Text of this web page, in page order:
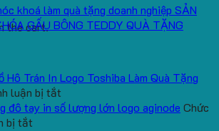
the cart.
SẢN
GẤU BÔNG TEDDY QUÀ TẶNG
Hô Trán In Logo Toshiba Làm Quà Tặng
luận bị tắt
Băng
đô tay in số lượng lớn logo aginode Chức
bị tắt